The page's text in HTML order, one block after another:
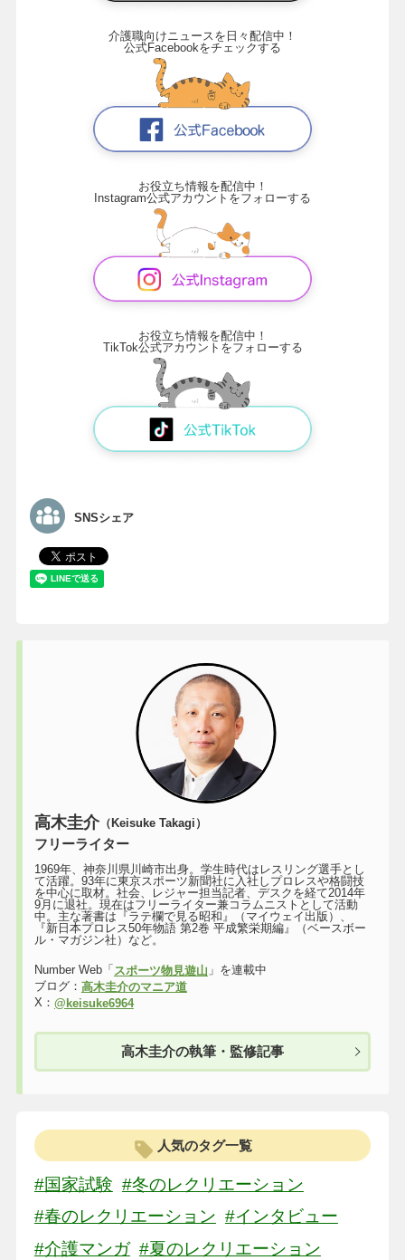
介護職向けニュースを日々配信中！
公式Facebookをチェックする
お役立ち情報を配信中！
Instagram公式アカウントをフォローする
お役立ち情報を配信中！
TikTok公式アカウントをフォローする
SNSシェア
高木圭介（Keisuke Takagi）
フリーライター
1969年、神奈川県川崎市出身。学生時代はレスリング選手とし
て活躍。93年に東京スポーツ新聞社に入社しプロレスや格闘技
を中心に取材。社会、レジャー担当記者、デスクを経て2014年
9月に退社。現在はフリーライター兼コラムニストとして活動
中。主な著書は『ラテ欄で見る昭和』（マイウェイ出版）、
『新日本プロレス50年物語 第2巻 平成繁栄期編』（ベースボー
ル・マガジン社）など。
Number Web「 スポーツ物見遊山 」を連載中
ブログ： 高木圭介のマニア道
X： @keisuke6964
高木圭介の執筆・監修記事
人気のタグ一覧
#国家試験 #冬のレクリエーション
#春のレクリエーション #インタビュー
#介護マンガ #夏のレクリエーション